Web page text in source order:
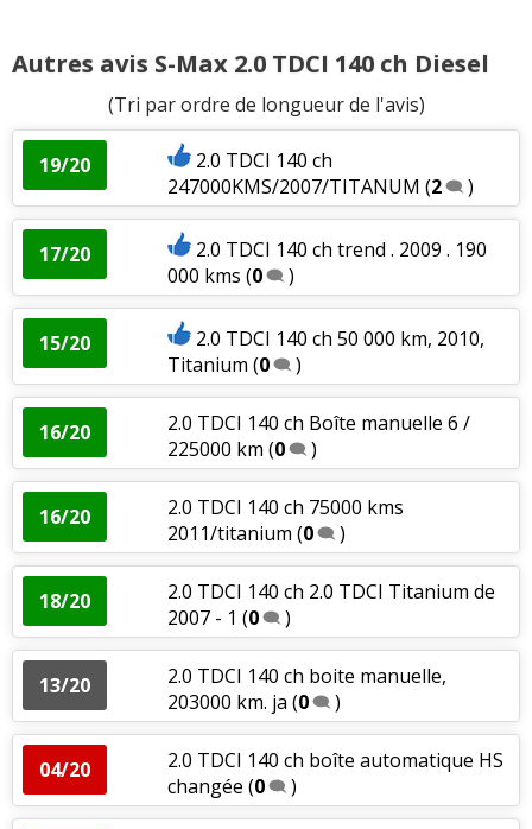
Autres avis S-Max 2.0 TDCI 140 ch Diesel
(Tri par ordre de longueur de l'avis)
19/20
2.0 TDCI 140 ch
247000KMS/2007/TITANUM (2 )
17/20
2.0 TDCI 140 ch trend . 2009 . 190
000 kms (0 )
15/20
2.0 TDCI 140 ch 50 000 km, 2010,
Titanium (0 )
16/20
2.0 TDCI 140 ch Boîte manuelle 6 /
225000 km (0 )
16/20
2.0 TDCI 140 ch 75000 kms
2011/titanium (0 )
18/20
2.0 TDCI 140 ch 2.0 TDCI Titanium de
2007 - 1 (0 )
13/20
2.0 TDCI 140 ch boite manuelle,
203000 km. ja (0 )
04/20
2.0 TDCI 140 ch boîte automatique HS
changée (0 )